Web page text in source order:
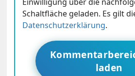
Schaltfläche geladen. Es gilt
Datenschutzerklärung.
laden